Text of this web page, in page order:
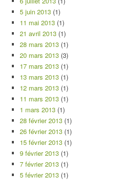
5 juin 2013 (1)
11 mai 2013 (1)
21 avril 2013 (1)
28 mars 2013 (1)
20 mars 2013 (3)
17 mars 2013 (1)
13 mars 2013 (1)
12 mars 2013 (1)
11 mars 2013 (1)
1 mars 2013 (1)
28 février 2013 (1)
26 février 2013 (1)
15 février 2013 (1)
9 février 2013 (1)
7 février 2013 (1)
5 février 2013 (1)